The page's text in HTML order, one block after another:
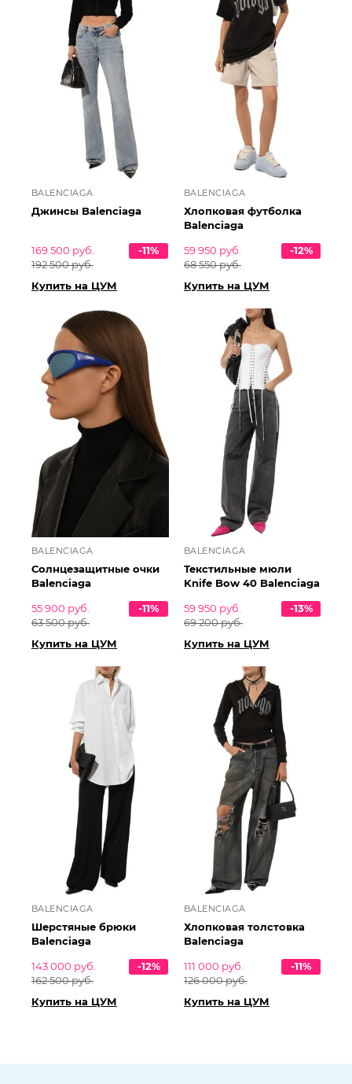
BALENCIAGA
Джинсы Balenciaga
169 500 руб.
192 500 руб.
-11%
Купить на ЦУМ
BALENCIAGA
Хлопковая футболка
Balenciaga
59 950 руб.
68 550 руб.
-12%
Купить на ЦУМ
BALENCIAGA
Солнцезащитные очки
Balenciaga
55 900 руб.
63 500 руб.
-11%
Купить на ЦУМ
BALENCIAGA
Текстильные мюли
Knife Bow 40 Balenciaga
59 950 руб.
69 200 руб.
-13%
Купить на ЦУМ
BALENCIAGA
Шерстяные брюки
Balenciaga
143 000 руб.
162 500 руб.
-12%
Купить на ЦУМ
BALENCIAGA
Хлопковая толстовка
Balenciaga
111 000 руб.
126 000 руб.
-11%
Купить на ЦУМ